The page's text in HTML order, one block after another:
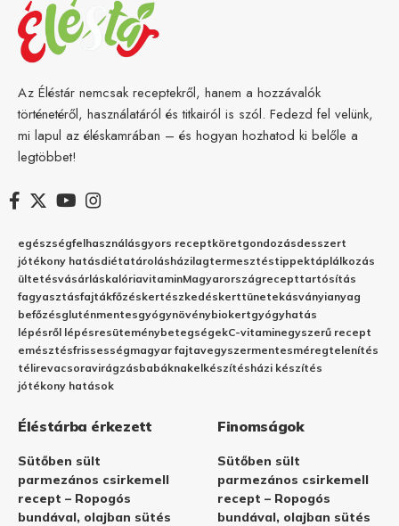
Az Éléstár nemcsak receptekről, hanem a hozzávalók
történetéről, használatáról és titkairól is szól. Fedezd fel velünk,
mi lapul az éléskamrában – és hogyan hozhatod ki belőle a
legtöbbet!
egészségfelhasználásgyors receptköretgondozásdesszert
jótékony hatásdiétatárolásházilagtermesztéstippektáplálkozás
ültetésvásárláskalóriavitaminMagyarországrecepttartósítás
fagyasztásfajtákfőzéskertészkedéskerttünetekásványianyag
befőzésgluténmentesgyógynövénybiokertgyógyhatás
lépésről lépésresüteménybetegségekC-vitaminegyszerű recept
emésztésfrissességmagyar fajtavegyszermentesméregtelenítés
télirevacsoravirágzásbabáknakelkészítésházi készítés
jótékony hatások
Éléstárba érkezett
Sütőben sült
parmezános csirkemell
recept – Ropogós
bundával, olajban sütés
Finomságok
Sütőben sült
parmezános csirkemell
recept – Ropogós
bundával, olajban sütés